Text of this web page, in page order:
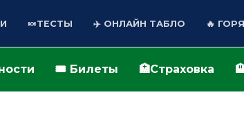
🍬ТЕСТЫ ✈️ ОНЛАЙН ТАБЛО 🔥
🎟️ Билеты 🏥Страховка